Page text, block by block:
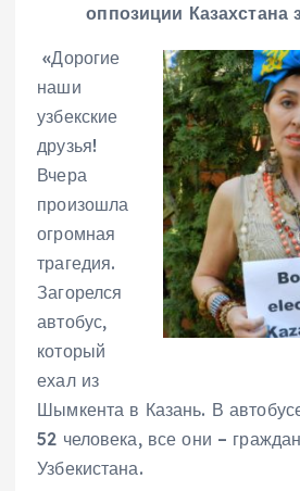
оппозиции Казахстана
«Дорогие
наши
узбекские
друзья!
Вчера
произошла
огромная
трагедия.
Загорелся
автобус,
который
ехал из
Шымкента в Казань. В
52 человека, все они –
Узбекистана.